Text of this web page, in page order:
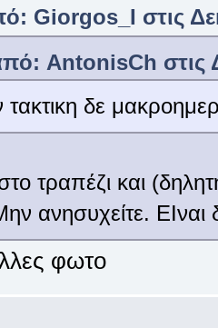
Giorgos_I στις
AntonisCh στις
τακτικη δε
τραπέζι και
ανησυχείτε. ΕΙναι
φωτο